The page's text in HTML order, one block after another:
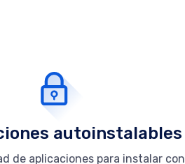
autoinstalables
de aplicaciones para instalar con